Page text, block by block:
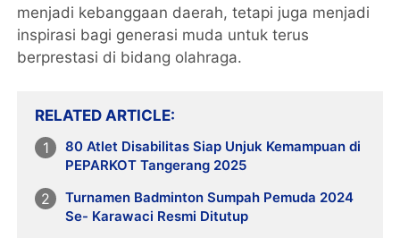
menjadi kebanggaan daerah, tetapi juga menjadi
inspirasi bagi generasi muda untuk terus
berprestasi di bidang olahraga.
RELATED ARTICLE
80 Atlet Disabilitas Siap Unjuk Kemampuan di
PEPARKOT Tangerang 2025
Turnamen Badminton Sumpah Pemuda 2024
Se- Karawaci Resmi Ditutup